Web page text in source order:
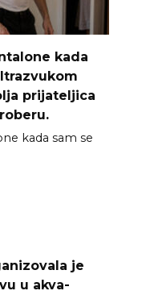
kada
prijateljica
kada sam se
je
u akva-